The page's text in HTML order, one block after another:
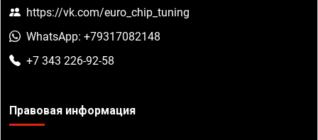
https://vk.com/euro_chip_tuning
WhatsApp: +79317082148
+7 343 226-92-58
Правовая информация